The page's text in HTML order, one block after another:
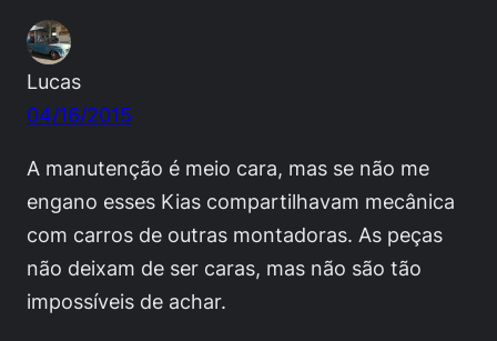
Lucas
04/16/2015
A manutenção é meio cara, mas se não me
engano esses Kias compartilhavam mecânica
com carros de outras montadoras. As peças
não deixam de ser caras, mas não são tão
impossíveis de achar.